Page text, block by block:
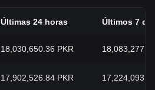
Últimas 24 horas Últimos 7
18,030,650.36 PKR
17,902,526.84 PKR